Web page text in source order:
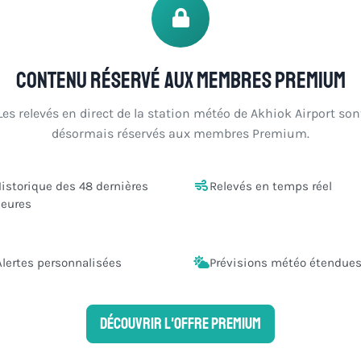
Contenu réservé aux membres Premium
relevés en direct de la station météo de Akhiok Airport
désormais réservés aux membres Premium.
des 48 dernières
Relevés en temps réel
personnalisées Prévisions météo étendues
Découvrir l'offre Premium